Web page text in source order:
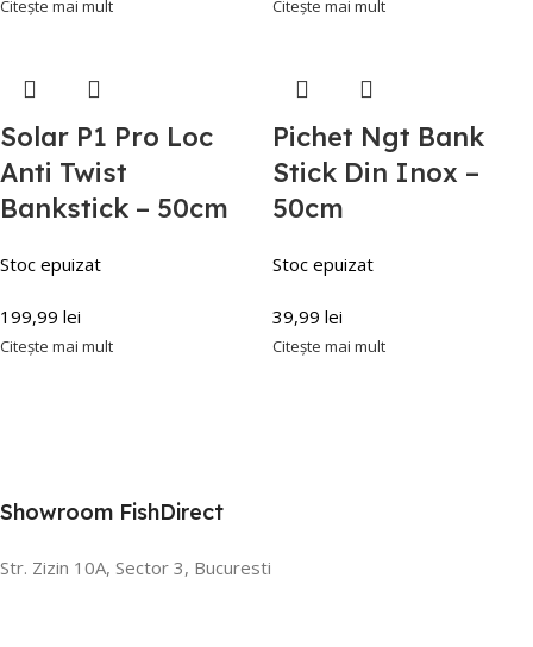
Citește mai mult Citește mai mult
Solar P1 Pro Loc
Anti Twist
Bankstick – 50cm
Stoc epuizat
199,99 lei
Citește mai mult
Pichet Ngt Bank
Stick Din Inox –
50cm
Stoc epuizat
39,99 lei
Citește mai mult
Showroom FishDirect
Str. Zizin 10A, Sector 3, Bucuresti